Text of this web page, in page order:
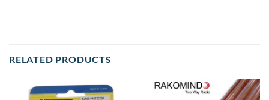
RELATED PRODUCTS